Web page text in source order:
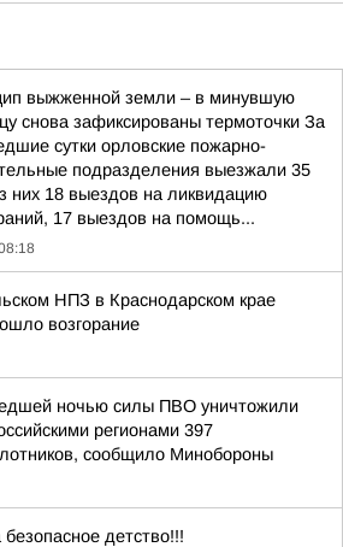
выжженной земли – в минувшую
снова зафиксированы термоточки За
сутки орловские пожарно-
подразделения выезжали 35
них 18 выездов на ликвидацию
17 выездов на помощь...
НПЗ в Краснодарском крае
возгорание
ночью силы ПВО уничтожили
регионами 397
сообщило Минобороны
детство!!!